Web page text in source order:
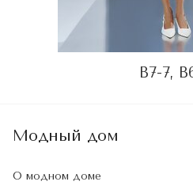
B7-7,
Модный дом
О модном доме